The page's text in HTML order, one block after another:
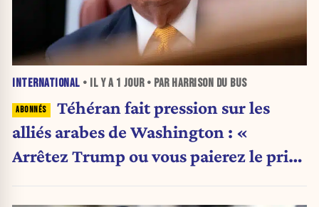
INTERNATIONAL • IL Y A 1 JOUR• PAR HARRISON DU BUS
Téhéran fait pression sur les
alliés arabes de Washington : «
Arrêtez Trump ou vous paierez le prix